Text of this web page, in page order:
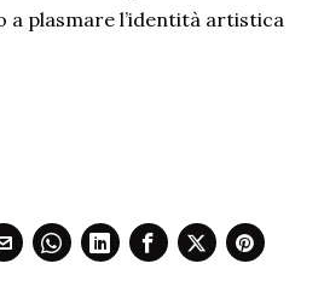
a plasmare l’identità artistica